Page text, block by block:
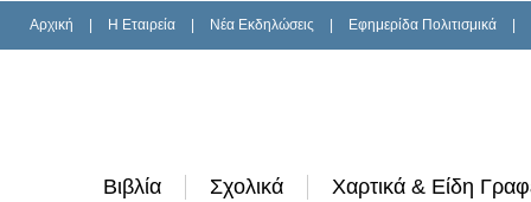
Αρχική H Εταιρεία Νέα Εκδηλώσεις Εφημερίδα Πολιτισμικά
Βιβλία Σχολικά Χαρτικά & Είδη